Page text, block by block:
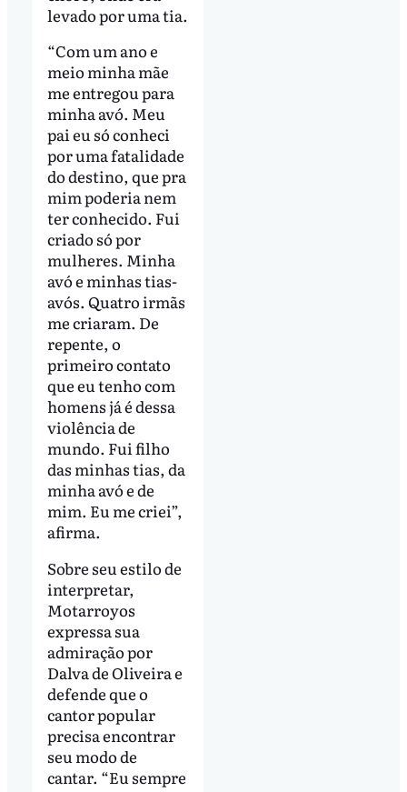
levado por uma tia.
“Com um ano e
meio minha mãe
me entregou para
minha avó. Meu
pai eu só conheci
por uma fatalidade
do destino, que pra
mim poderia nem
ter conhecido. Fui
criado só por
mulheres. Minha
avó e minhas tias-
avós. Quatro irmãs
me criaram. De
repente, o
primeiro contato
que eu tenho com
homens já é dessa
violência de
mundo. Fui filho
das minhas tias, da
minha avó e de
mim. Eu me criei”,
afirma.
Sobre seu estilo de
interpretar,
Motarroyos
expressa sua
admiração por
Dalva de Oliveira e
defende que o
cantor popular
precisa encontrar
seu modo de
cantar. “Eu sempre